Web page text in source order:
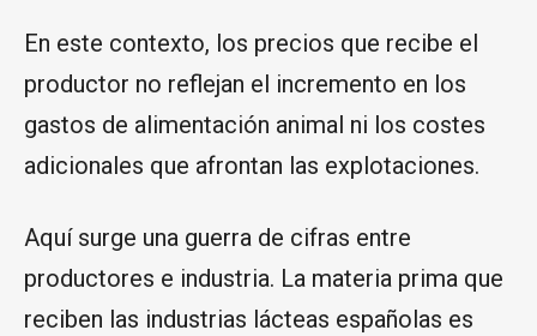
En este contexto, los precios que recibe el
productor no reflejan el incremento en los
gastos de alimentación animal ni los costes
adicionales que afrontan las explotaciones.
Aquí surge una guerra de cifras entre
productores e industria. La materia prima que
reciben las industrias lácteas españolas es